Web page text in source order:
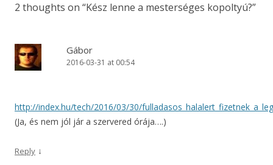
2 thoughts on “Kész lenne a mesterséges kopoltyú?”
Gábor
2016-03-31 at 00:54
http://index.hu/tech/2016/03/30/
(Ja, és nem jól jár a szervered órája….)
Reply ↓